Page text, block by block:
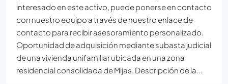
interesado en este activo, puede ponerse en contacto
con nuestro equipo a través de nuestro enlace de
contacto para recibir asesoramiento personalizado.
Oportunidad de adquisición mediante subasta judicial
de una vivienda unifamiliar ubicada en una zona
residencial consolidada de Mijas. Descripción de la...